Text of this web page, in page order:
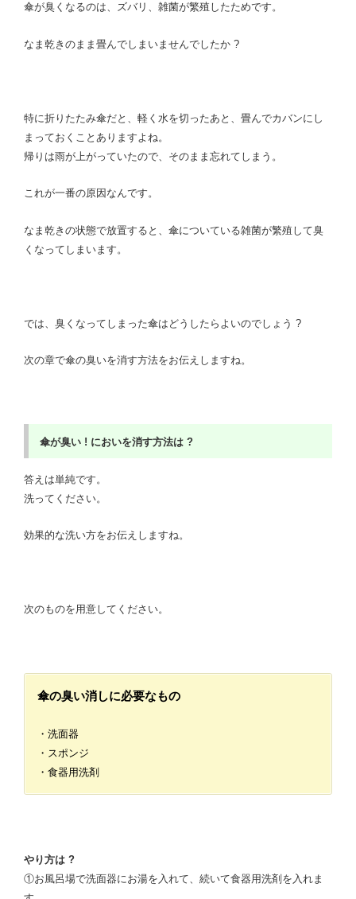
傘が臭くなるのは、ズバリ、雑菌が繁殖したためです。
なま乾きのまま畳んでしまいませんでしたか ?
特に折りたたみ傘だと、軽く水を切ったあと、畳んでカバンにし
まっておくことありますよね。
帰りは雨が上がっていたので、そのまま忘れてしまう。
これが一番の原因なんです。
なま乾きの状態で放置すると、傘についている雑菌が繁殖して臭
くなってしまいます。
では、臭くなってしまった傘はどうしたらよいのでしょう ?
次の章で傘の臭いを消す方法をお伝えしますね。
傘が臭い ! においを消す方法は ?
答えは単純です。
洗ってください。
効果的な洗い方をお伝えしますね。
次のものを用意してください。
傘の臭い消しに必要なもの
・洗面器
・スポンジ
・食器用洗剤
やり方は ?
①お風呂場で洗面器にお湯を入れて、続いて食器用洗剤を入れま